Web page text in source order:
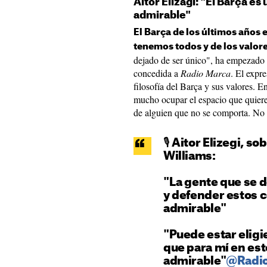
Aitor Elizagi: "El Barça es
admirable"
El Barça de los últimos años
tenemos todos y de los
dejado de ser único", ha
concedida a Radio Marca. El
filosofía del Barça y sus valores.
mucho ocupar el espacio que
de alguien que no se comporta.
🎙️ Aitor Elizegi,
Williams:
"La gente que se
y defender estos
admirable"
"Puede estar
que para mí en
admirable"